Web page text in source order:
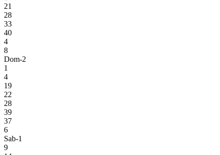
21
28
33
40
4
8
Dom-2
1
4
19
22
28
39
37
6
Sab-1
9